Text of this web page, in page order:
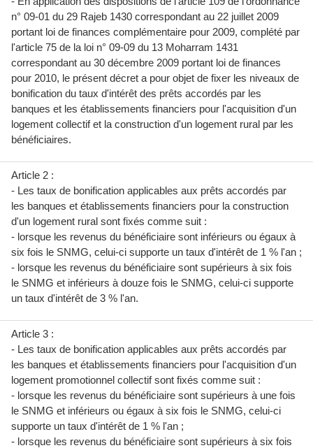
n° 09-01 du 29 Rajeb 1430 correspondant au 22 juillet 2009
portant loi de finances complémentaire pour 2009, complété par
l'article 75 de la loi n° 09-09 du 13 Moharram 1431
correspondant au 30 décembre 2009 portant loi de finances
pour 2010, le présent décret a pour objet de fixer les niveaux de
bonification du taux d'intérêt des prêts accordés par les
banques et les établissements financiers pour l'acquisition d'un
logement collectif et la construction d'un logement rural par les
bénéficiaires.
Article 2 :
- Les taux de bonification applicables aux prêts accordés par
les banques et établissements financiers pour la construction
d'un logement rural sont fixés comme suit :
- lorsque les revenus du bénéficiaire sont inférieurs ou égaux à
six fois le SNMG, celui-ci supporte un taux d'intérêt de 1 % l'an ;
- lorsque les revenus du bénéficiaire sont supérieurs à six fois
le SNMG et inférieurs à douze fois le SNMG, celui-ci supporte
un taux d'intérêt de 3 % l'an.
Article 3 :
- Les taux de bonification applicables aux prêts accordés par
les banques et établissements financiers pour l'acquisition d'un
logement promotionnel collectif sont fixés comme suit :
- lorsque les revenus du bénéficiaire sont supérieurs à une fois
le SNMG et inférieurs ou égaux à six fois le SNMG, celui-ci
supporte un taux d'intérêt de 1 % l'an ;
- lorsque les revenus du bénéficiaire sont supérieurs à six fois